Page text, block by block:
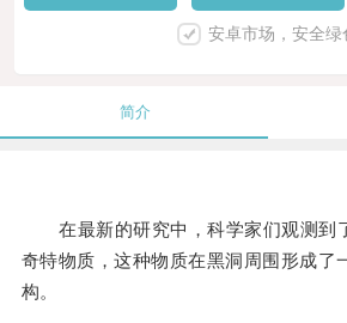
安卓市场，安全绿
简介
在最新的研究中，科学家们观测到
奇特物质，这种物质在黑洞周围形成了
构。